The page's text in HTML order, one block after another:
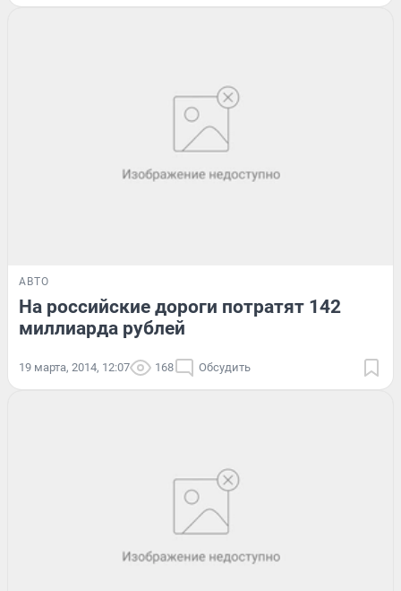
АВТО
На российские дороги потратят 142
миллиарда рублей
19 марта, 2014, 12:07 168 Обсудить